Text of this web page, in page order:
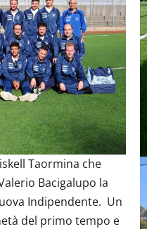
Taormina che
Bacigalupo la
Indipendente. Un
del primo tempo e